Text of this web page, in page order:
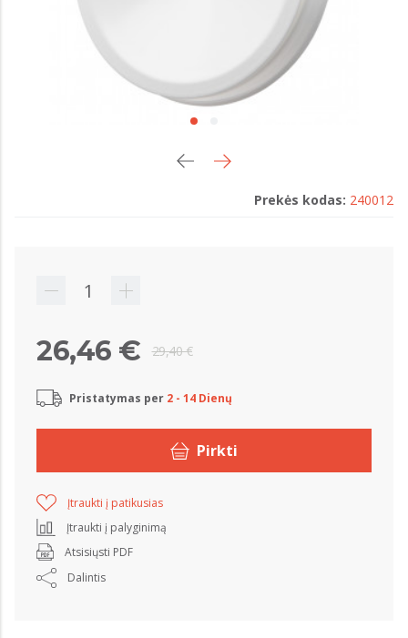
Prekės kodas: 240012
29,40 €
26,46 €
Pristatymas per 2 - 14 Dienų
Pirkti
Įtraukti į patikusias
Įtraukti į palyginimą
Atsisiųsti PDF
Dalintis